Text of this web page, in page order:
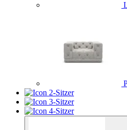
2-Sitzer
3-Sitzer
4-Sitzer